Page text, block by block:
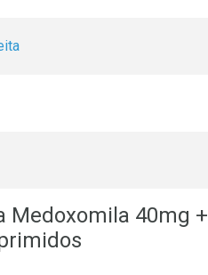
Medoxomila 40mg +